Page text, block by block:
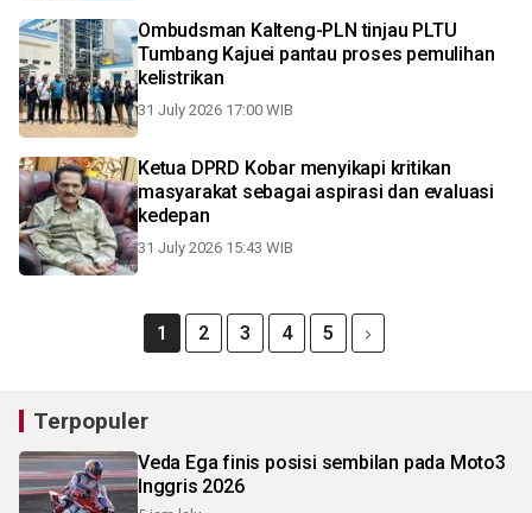
Ombudsman Kalteng-PLN tinjau PLTU
Tumbang Kajuei pantau proses pemulihan
kelistrikan
31 July 2026 17:00 WIB
Ketua DPRD Kobar menyikapi kritikan
masyarakat sebagai aspirasi dan evaluasi
kedepan
31 July 2026 15:43 WIB
1 2 3 4 5
Terpopuler
Veda Ega finis posisi sembilan pada Moto3
Inggris 2026